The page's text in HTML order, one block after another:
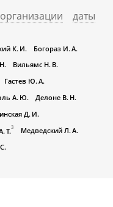
организации даты
К. И.
Богораз И. А.
Вильямс Н. В.
Гастев Ю. А.
А. Ю.
Делоне В. Н.
Д. И.
Т.3
Медведский Л. А.